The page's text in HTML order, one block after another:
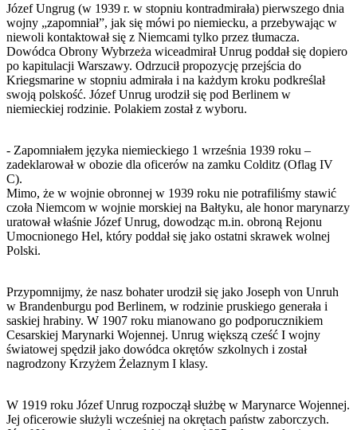
Józef Ungrug (w 1939 r. w stopniu kontradmirała) pierwszego dnia
wojny „zapomniał”, jak się mówi po niemiecku, a przebywając w
niewoli kontaktował się z Niemcami tylko przez tłumacza.
Dowódca Obrony Wybrzeża wiceadmirał Unrug poddał się dopiero
po kapitulacji Warszawy. Odrzucił propozycję przejścia do
Kriegsmarine w stopniu admirała i na każdym kroku podkreślał
swoją polskość. Józef Unrug urodził się pod Berlinem w
niemieckiej rodzinie. Polakiem został z wyboru.
- Zapomniałem języka niemieckiego 1 września 1939 roku –
zadeklarował w obozie dla oficerów na zamku Colditz (Oflag IV
C).
Mimo, że w wojnie obronnej w 1939 roku nie potrafiliśmy stawić
czoła Niemcom w wojnie morskiej na Bałtyku, ale honor marynarzy
uratował właśnie Józef Unrug, dowodząc m.in. obroną Rejonu
Umocnionego Hel, który poddał się jako ostatni skrawek wolnej
Polski.
Przypomnijmy, że nasz bohater urodził się jako Joseph von Unruh
w Brandenburgu pod Berlinem, w rodzinie pruskiego generała i
saskiej hrabiny. W 1907 roku mianowano go podporucznikiem
Cesarskiej Marynarki Wojennej. Unrug większą cześć I wojny
światowej spędził jako dowódca okrętów szkolnych i został
nagrodzony Krzyżem Żelaznym I klasy.
W 1919 roku Józef Unrug rozpoczął służbę w Marynarce Wojennej.
Jej oficerowie służyli wcześniej na okrętach państw zaborczych.